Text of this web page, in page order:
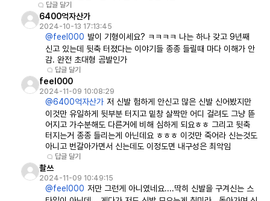
답글 달기
6400억자산가
2024-10-13 17:13:45
@feel000 발이 기형이세요? ㅋㅋㅋㅋ 나는 하나 갖고 9년째
신고 있는데 뒷축 터졌다는 이야기들 종종 들릴때 마다 이해가 안
감. 완전 초대형 곰발인가
답글 달기
feel000
2024-11-09 10:08:29
@6400억자산가 저 신발 험하게 안신고 많은 신발 신어봤지만
이것만 유일하게 뒷부분 터지고 밑창 살짝만 어디 걸려도 그냥 뜯
어지고 가수분해도 다른거에 비해 심하게 되요ㅎㅎ 그리고 뒷축
터지는거 종종 들리는게 아닌데요 ㅎㅎㅎ 이것만 죽어라 신는것도
아니고 번갈아가면서 신는데도 이정도면 내구성은 최악임
답글 달기
촬쓰
2024-11-09 10:49:15
@feel000 저만 그런게 아니였네요....딱히 신발을 구겨신는 스